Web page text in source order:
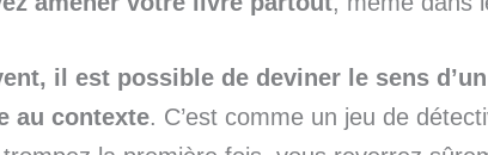
il est possible de deviner le sens
au contexte. C’est comme un jeu de